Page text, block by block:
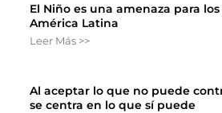
El Niño es una amenaza para
América Latina
Leer Más >>
Al aceptar lo que no puede
se centra en lo que sí puede